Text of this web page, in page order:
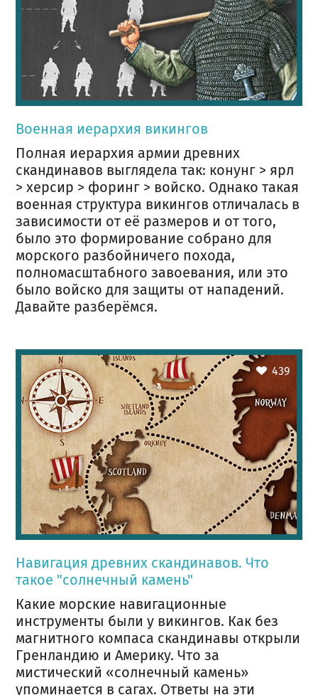
Военная иерархия викингов
Полная иерархия армии древних
скандинавов выглядела так: конунг > ярл
> херсир > форинг > войско. Однако такая
военная структура викингов отличалась в
зависимости от её размеров и от того,
было это формирование собрано для
морского разбойничего похода,
полномасштабного завоевания, или это
было войско для защиты от нападений.
Давайте разберёмся.
439
Навигация древних скандинавов. Что
такое "солнечный камень"
Какие морские навигационные
инструменты были у викингов. Как без
магнитного компаса скандинавы открыли
Гренландию и Америку. Что за
мистический «солнечный камень»
упоминается в сагах. Ответы на эти